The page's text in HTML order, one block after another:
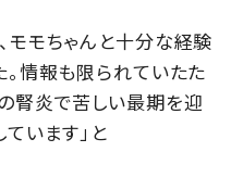
モモちゃんと十分な経験
。情報も限られていたた
腎炎で苦しい最期を迎
います」と